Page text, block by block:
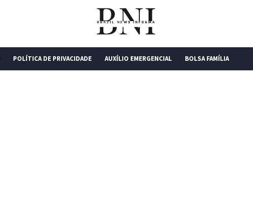
POLÍTICA DE PRIVACIDADE AUXÍLIO EMERGENCIAL BOLSA FAMÍLIA